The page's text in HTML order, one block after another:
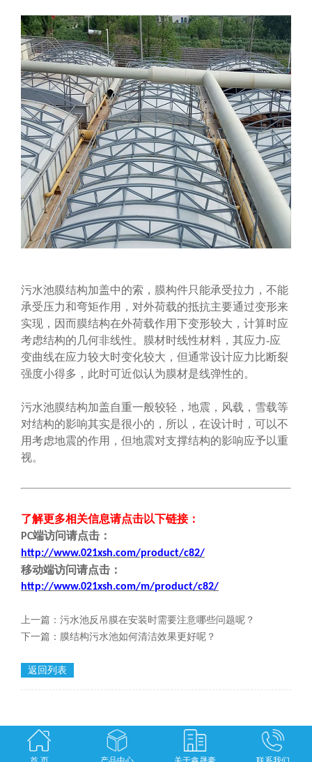
污水池膜结构加盖中的索，膜构件只能承受拉力，不能
承受压力和弯矩作用，对外荷载的抵抗主要通过变形来
实现，因而膜结构在外荷载作用下变形较大，计算时应
考虑结构的几何非线性。膜材时线性材料，其应力-应
变曲线在应力较大时变化较大，但通常设计应力比断裂
强度小得多，此时可近似认为膜材是线弹性的。
污水池膜结构加盖自重一般较轻，地震，风载，雪载等
对结构的影响其实是很小的，所以，在设计时，可以不
用考虑地震的作用，但地震对支撑结构的影响应予以重
视。
了解更多相关信息请点击以下链接：
PC端访问请点击 ：
http://www.021xsh.com/product/c82/
移动端访问请点击 ：
http://www.021xsh.com/m/product/c82/
上一篇： 污水池反吊膜在安装时需要注意哪些问题呢？
下一篇： 膜结构污水池如何清洁效果更好呢？
返回列表